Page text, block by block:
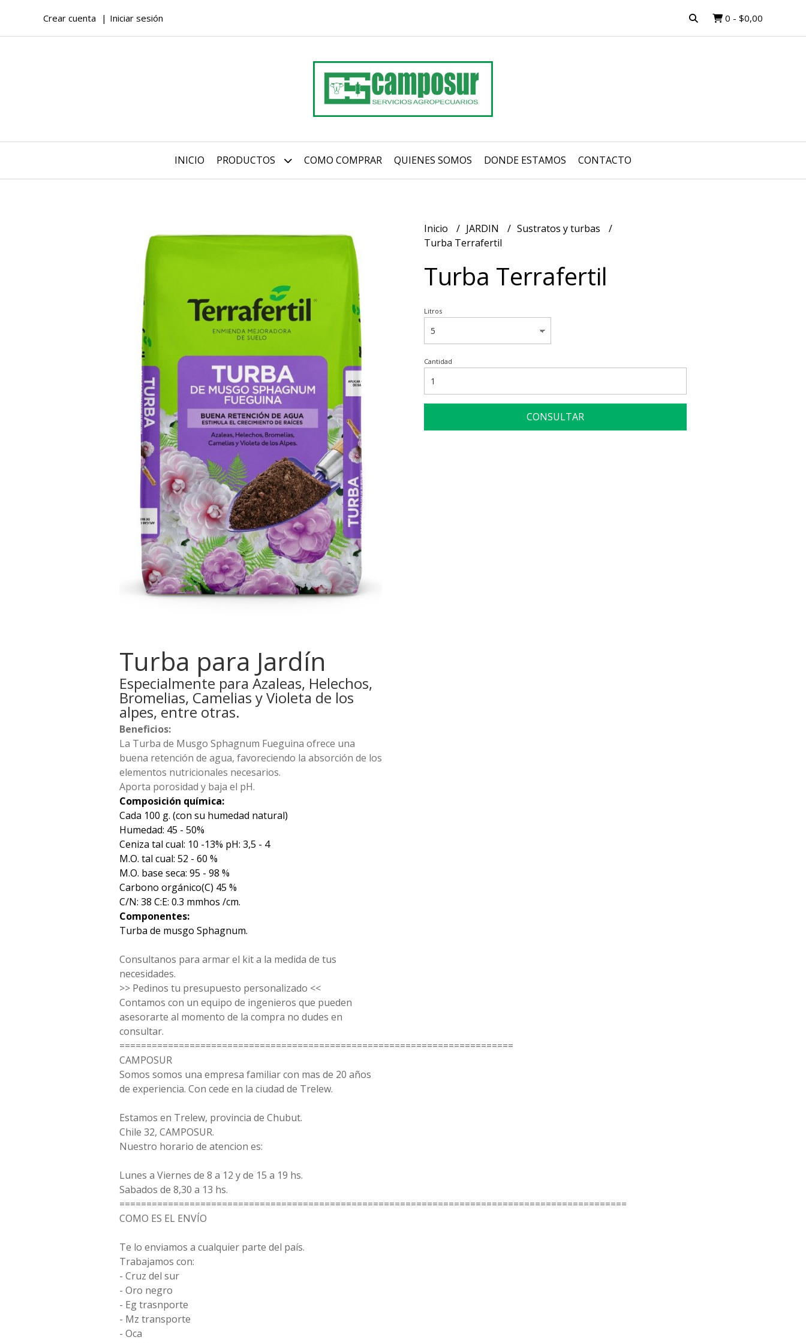
Crear cuenta Iniciar sesión 0 - $0,00
INICIO PRODUCTOS COMO COMPRAR QUIENES SOMOS DONDE ESTAMOS CONTACTO
Turba para Jardín
Especialmente para Azaleas, Helechos,
Bromelias, Camelias y Violeta de los
alpes, entre otras.
Beneficios:
La Turba de Musgo Sphagnum Fueguina ofrece una
buena retención de agua, favoreciendo la absorción de los
elementos nutricionales necesarios.
Aporta porosidad y baja el pH.
Composición química:
Cada 100 g. (con su humedad natural)
Humedad: 45 - 50%
Ceniza tal cual: 10 -13% pH: 3,5 - 4
M.O. tal cual: 52 - 60 %
M.O. base seca: 95 - 98 %
Carbono orgánico(C) 45 %
C/N: 38 C:E: 0.3 mmhos /cm.
Componentes:
Turba de musgo Sphagnum.
Consultanos para armar el kit a la medida de tus
necesidades.
>> Pedinos tu presupuesto personalizado <<
Contamos con un equipo de ingenieros que pueden
asesorarte al momento de la compra no dudes en
consultar.
=========================================================================
CAMPOSUR
Somos somos una empresa familiar con mas de 20 años
de experiencia. Con cede en la ciudad de Trelew.
Estamos en Trelew, provincia de Chubut.
Chile 32, CAMPOSUR.
Nuestro horario de atencion es:
Lunes a Viernes de 8 a 12 y de 15 a 19 hs.
Sabados de 8,30 a 13 hs.
==============================================================================================
COMO ES EL ENVÍO
Te lo enviamos a cualquier parte del país.
Trabajamos con:
- Cruz del sur
- Oro negro
- Eg trasnporte
- Mz transporte
- Oca
Inicio JARDIN
Sustratos y turbas
Turba Terrafertil
Turba Terrafertil
Litros
Cantidad
CONSULTAR